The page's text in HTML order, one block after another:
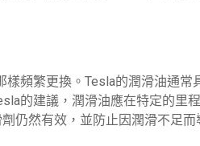
頻繁更換。Tesla的潤滑油通常
的建議，潤滑油應在特定的里
仍然有效，並防止因潤滑不足